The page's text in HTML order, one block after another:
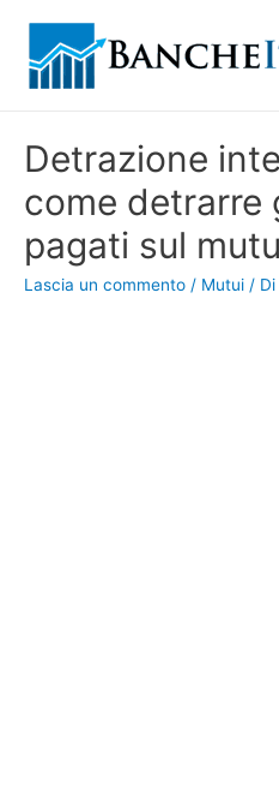
Detrazione
come detrarre
pagati sul
Lascia un commento / Mutui / Di